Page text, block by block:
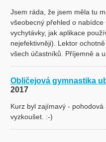
Jsem ráda, že jsem měla tu
všeobecný přehled o
vychytávky, jak aplikace
nejefektivněji). Lektor
všech účastníků. Příjemně a
Obličejová gymnastika
2017
Kurz byl zajímavý -
vyzkoušet. :-)